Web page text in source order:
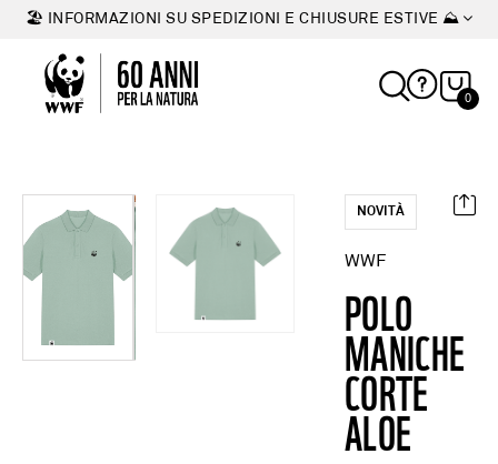
🏖 INFORMAZIONI SU SPEDIZIONI E CHIUSURE ESTIVE ⛰
0
NOVITÀ
WWF
POLO
MANICHE
CORTE
ALOE